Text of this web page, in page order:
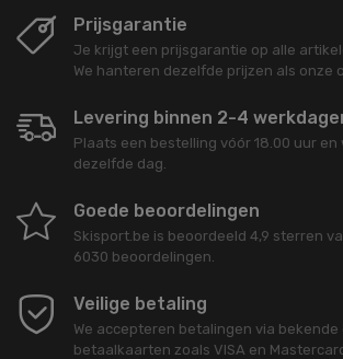
Prijsgarantie
Je krijgt een prijsgarantie op alle
We hanteren dezelfde prijzen als onze
Levering binnen 2-4
Plaats een bestelling vóór 18.00 uur en
dezelfde dag.
Goede beoordelingen
Skisport.be is beoordeeld 4,9 sterren
6030 beoordelingen.
Veilige betaling
We accepteren betalingen via bekende
betaalkaarten zoals VISA en